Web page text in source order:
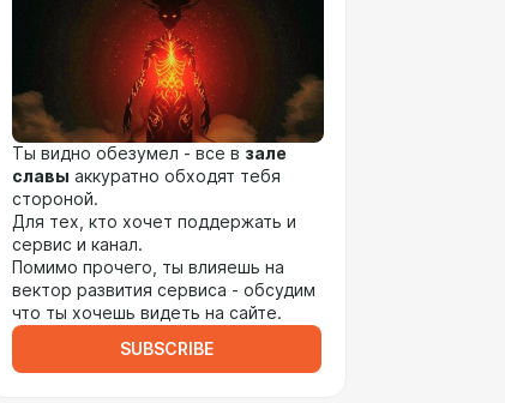
Ты видно обезумел - все в зале
славы аккуратно обходят тебя
стороной.
Для тех, кто хочет поддержать и
сервис и канал.
Помимо прочего, ты влияешь на
вектор развития сервиса - обсудим
что ты хочешь видеть на сайте.
SUBSCRIBE